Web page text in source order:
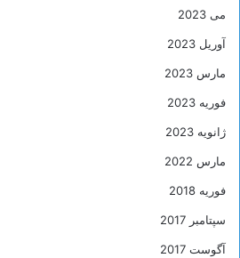
می 2023
آوریل 2023
مارس 2023
فوریه 2023
ژانویه 2023
مارس 2022
فوریه 2018
سپتامبر 2017
آگوست 2017